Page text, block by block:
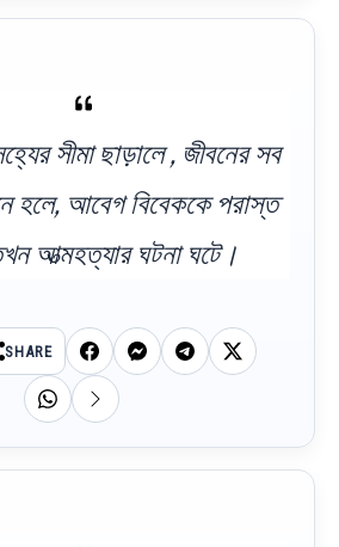
সীমা ছাড়ালে , জীবনের সব
হলে, আবেগ বিবেককে পরাস্ত
আত্মহত্যার ঘটনা ঘটে।
SHARE